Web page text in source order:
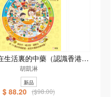
生活裏的中藥（認識香港系
列）
胡凱淋
新品
$ 88.20 ($98.00)